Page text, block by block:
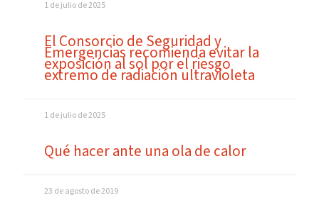
1 de julio de 2025
El Consorcio de Seguridad y
Emergencias recomienda evitar la
exposición al sol por el riesgo
extremo de radiación ultravioleta
1 de julio de 2025
Qué hacer ante una ola de calor
23 de agosto de 2019